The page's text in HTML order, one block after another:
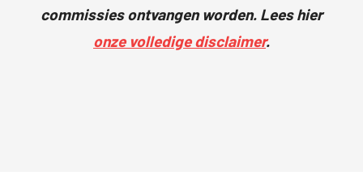
commissies ontvangen worden. Lees hier
onze volledige disclaimer.